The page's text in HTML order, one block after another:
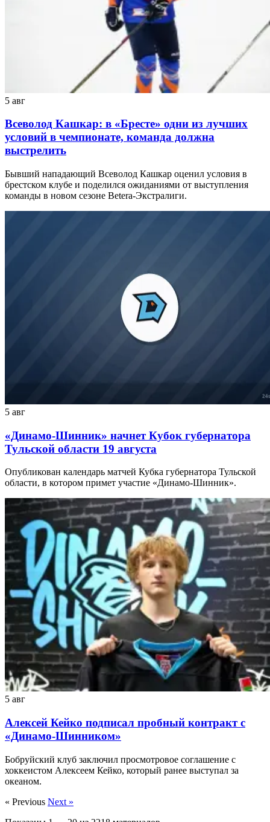
5 авг
Всеволод Кашкар: в «Бресте» одни из лучших
условий в чемпионате, команда должна
выстрелить
Бывший нападающий Всеволод Кашкар оценил условия в
брестском клубе и поделился ожиданиями от выступления
команды в новом сезоне Betera-Экстралиги.
5 авг
«Динамо-Шинник» начнет Кубок губернатора
Тульской области 19 августа
Опубликован календарь матчей Кубка губернатора Тульской
области, в котором примет участие «Динамо-Шинник».
5 авг
Алексей Кейко подписал пробный контракт с
«Динамо-Шинником»
Бобруйский клуб заключил просмотровое соглашение с
хоккеистом Алексеем Кейко, который ранее выступал за
океаном.
« Previous Next »